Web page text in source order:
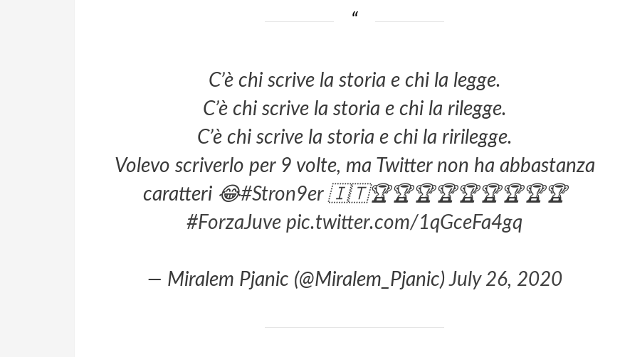
C’è chi scrive la storia e chi la legge.
C’è chi scrive la storia e chi la rilegge.
C’è chi scrive la storia e chi la ririlegge.
Volevo scriverlo per 9 volte, ma Twitter non ha abbastanza
caratteri 😂#Stron9er🇮🇹🏆🏆🏆🏆🏆🏆🏆🏆🏆
#ForzaJuve pic.twitter.com/1qGceFa4gq
— Miralem Pjanic (@Miralem_Pjanic)July 26, 2020